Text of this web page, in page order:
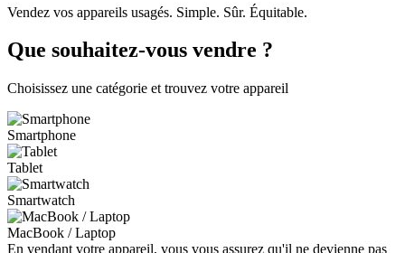
Vendez vos appareils usagés. Simple. Sûr. Équitable.
Que souhaitez-vous vendre ?
Choisissez une catégorie et trouvez votre appareil
Smartphone
Tablet
Smartwatch
MacBook / Laptop
En vendant votre appareil, vous vous assurez qu'il ne devienne pas